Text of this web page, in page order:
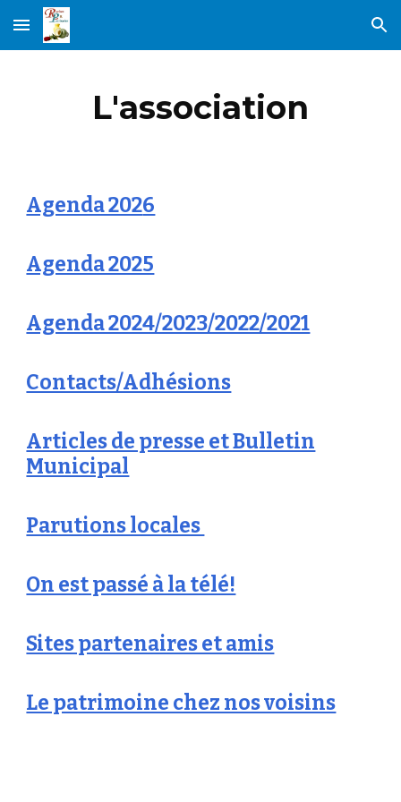
Skip to main content Skip to navigation
L'association
Agenda 2026
Agenda 2025
Agenda 2024/2023/2022/2021
Contacts/Adhésions
Articles de presse et Bulletin
Municipal
Parutions locales
On est passé à la télé!
Sites partenaires et amis
Le patrimoine chez nos voisins